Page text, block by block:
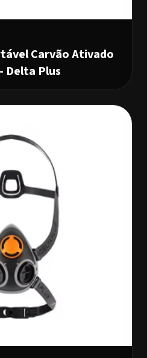
Carvão Ativado
Delta Plus